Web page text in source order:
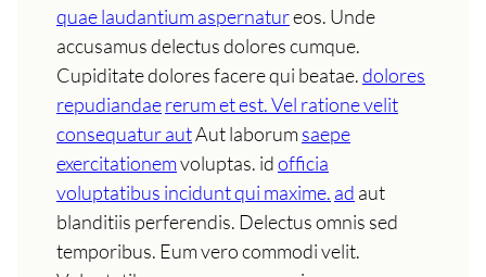
quae laudantium aspernatureos. Unde
accusamus delectus dolores cumque.
Cupiditate dolores facere qui beatae.dolores
repudiandaererum et est. Vel ratione velit
consequatur autAut laborumsaepe
exercitationemvoluptas. idofficia
voluptatibus incidunt qui maxime. ad aut
blanditiis perferendis. Delectus omnis sed
temporibus. Eum vero commodi velit.